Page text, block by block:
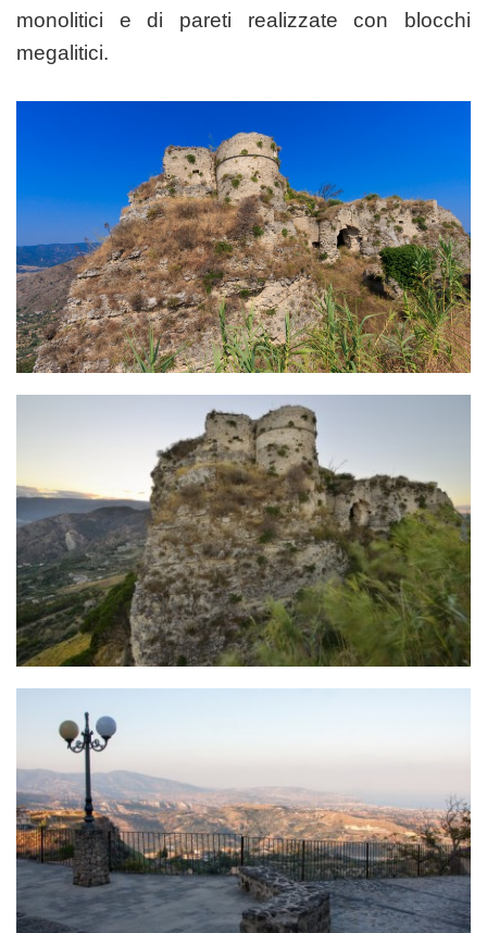
monolitici e di pareti realizzate con blocchi
megalitici.